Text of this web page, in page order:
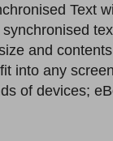
Text
and
into any
of devices;